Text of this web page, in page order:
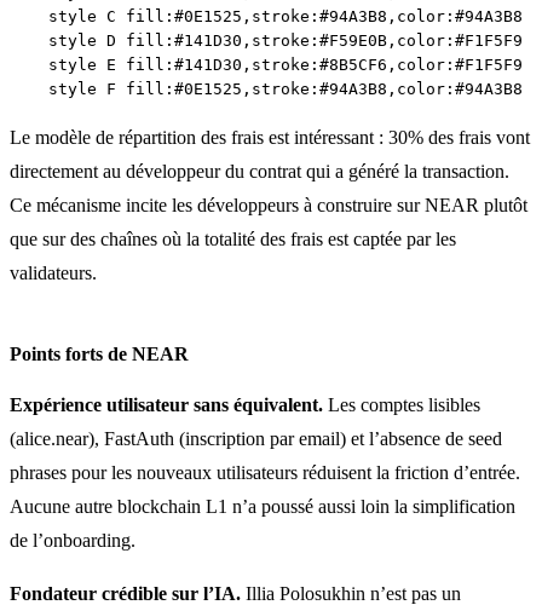
    style C fill:#0E1525,stroke:#94A3B8,color:#94A3B8
    style D fill:#141D30,stroke:#F59E0B,color:#F1F5F9
    style E fill:#141D30,stroke:#8B5CF6,color:#F1F5F9
Le modèle de répartition des frais est intéressant : 30% des frais vont
directement au développeur du contrat qui a généré la transaction.
Ce mécanisme incite les développeurs à construire sur NEAR plutôt
que sur des chaînes où la totalité des frais est captée par les
validateurs.
Points forts de NEAR
Expérience utilisateur sans équivalent. Les comptes lisibles
(alice.near), FastAuth (inscription par email) et l’absence de seed
phrases pour les nouveaux utilisateurs réduisent la friction d’entrée.
Aucune autre blockchain L1 n’a poussé aussi loin la simplification
de l’onboarding.
Fondateur crédible sur l’IA. Illia Polosukhin n’est pas un